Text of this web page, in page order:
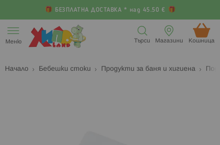
БЕЗПЛАТНА ДОСТАВКА * над 45.50 €
към
съдържанието
Меню Кошница (
Магазини
Търси
Начало Бебешки стоки Продукти за баня и хигиена